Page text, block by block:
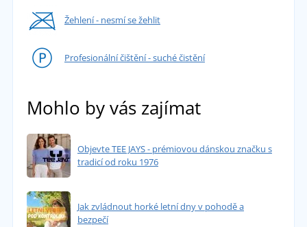
Žehlení - nesmí se žehlit
Profesionální čištění - suché čistění
Mohlo by vás zajímat
Objevte TEE JAYS - prémiovou dánskou značku s
tradicí od roku 1976
Jak zvládnout horké letní dny v pohodě a
bezpečí